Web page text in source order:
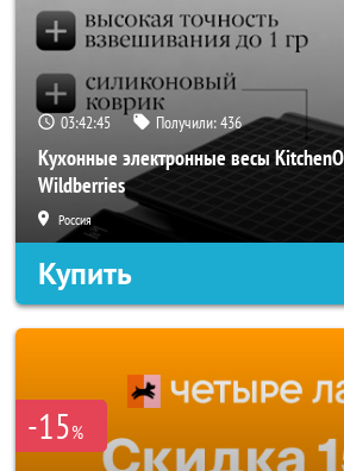
03:42:42 Получили:436
Кухонные электронные весы
Wildberries
Россия
Купить
-15%